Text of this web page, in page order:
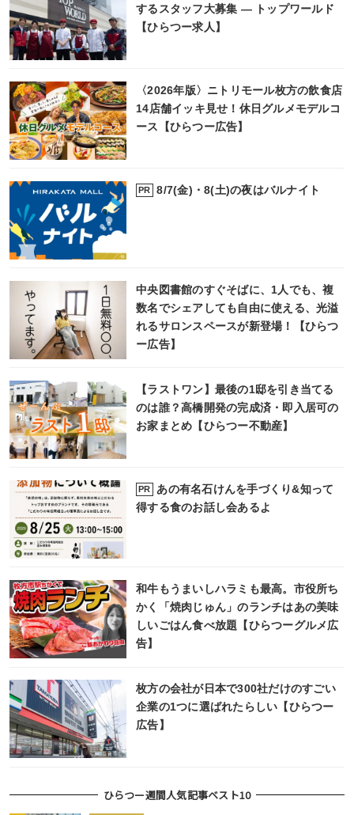
するスタッフ大募集 ― トップワールド
【ひらつー求人】
〈2026年版〉ニトリモール枚方の飲食店
14店舗イッキ見せ！休日グルメモデルコ
ース【ひらつー広告】
PR 8/7(金)・8(土)の夜はバルナイト
中央図書館のすぐそばに、1人でも、複
数名でシェアしても自由に使える、光溢
れるサロンスペースが新登場！【ひらつ
ー広告】
【ラストワン】最後の1邸を引き当てる
のは誰？高橋開発の完成済・即入居可の
お家まとめ【ひらつー不動産】
PR
あの有名石けんを手づくり&知って
得する食のお話し会あるよ
和牛もうまいしハラミも最高。市役所ち
かく「焼肉じゅん」のランチはあの美味
しいごはん食べ放題【ひらつーグルメ広
告】
枚方の会社が日本で300社だけのすごい
企業の1つに選ばれたらしい【ひらつー
広告】
ひらつー週間人気記事ベスト10